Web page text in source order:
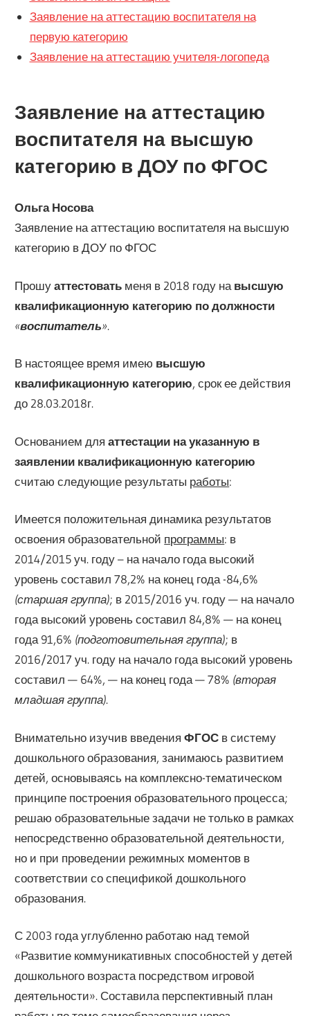
Заявление на аттестацию воспитателя на
первую категорию
Заявление на аттестацию учителя-логопеда
Заявление на аттестацию
воспитателя на высшую
категорию в ДОУ по ФГОС
Ольга Носова
Заявление на аттестацию воспитателя на высшую
категорию в ДОУ по ФГОС
Прошуаттестовать меня в 2018 году на высшую
квалификационную категорию по должности
«воспитатель».
В настоящее время имею высшую
квалификационную категорию, срок ее действия
до 28.03.2018г.
Основанием дляаттестации на указанную в
заявлении квалификационную категорию
считаю следующие результаты работы:
Имеется положительная динамика результатов
освоения образовательной программы: в
2014/2015 уч. году – на начало года высокий
уровень составил 78,2% на конец года -84,6%
(старшая группа); в 2015/2016 уч. году — на начало
года высокий уровень составил 84,8% — на конец
года 91,6% (подготовительная группа); в
2016/2017 уч. году на начало года высокий уровень
составил — 64%, — на конец года — 78% (вторая
младшая группа).
Внимательно изучив введенияФГОС в систему
дошкольного образования, занимаюсь развитием
детей, основываясь на комплексно-тематическом
принципе построения образовательного процесса;
решаю образовательные задачи не только в рамках
непосредственно образовательной деятельности,
но и при проведении режимных моментов в
соответствии со спецификой дошкольного
образования.
С 2003 года углубленно работаю над темой
«Развитие коммуникативных способностей у детей
дошкольного возраста посредством игровой
деятельности». Составила перспективный план